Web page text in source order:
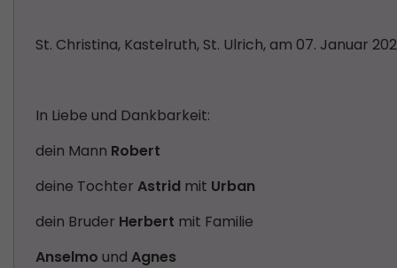
St. Christina, Kastelruth, St. Ulrich, am 07. Januar
In Liebe und Dankbarkeit:
dein Mann Robert
deine Tochter Astrid mit Urban
dein Bruder Herbert mit Familie
Anselmo und Agnes